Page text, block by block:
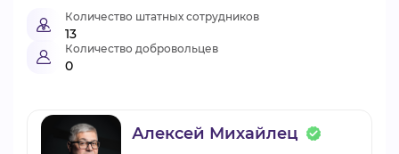
Количество штатных сотрудников
13
Количество добровольцев
0
Алексей Михайлец